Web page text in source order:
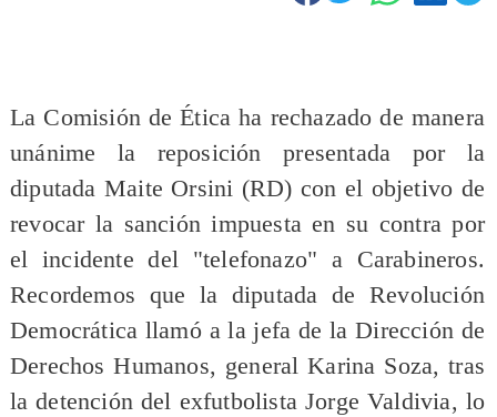
La Comisión de Ética ha rechazado de manera
unánime la reposición presentada por la
diputada Maite Orsini (RD) con el objetivo de
revocar la sanción impuesta en su contra por
el incidente del "telefonazo" a Carabineros.
Recordemos que la diputada de Revolución
Democrática llamó a la jefa de la Dirección de
Derechos Humanos, general Karina Soza, tras
la detención del exfutbolista Jorge Valdivia, lo